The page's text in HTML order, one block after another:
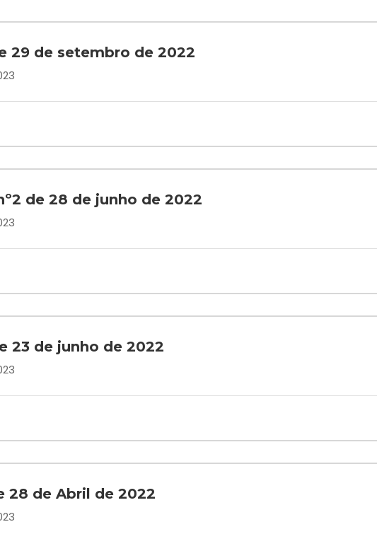
29 de setembro de 2022
de 28 de junho de 2022
23 de junho de 2022
28 de Abril de 2022